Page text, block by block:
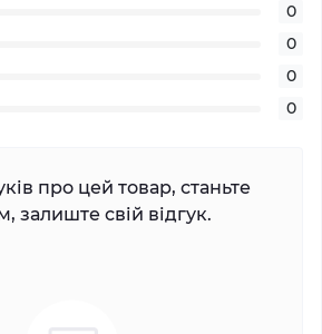
0
0
0
0
про цей товар, станьте
залиште свій відгук.